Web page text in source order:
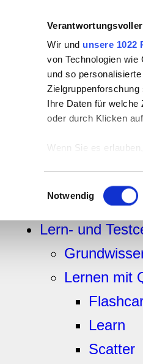
Wir und unsere 1022
von Technologien
und so
Ihre Daten für welche
oder durch Klicken
Wenn Sie es
Ihr Gerät
Erfahren Sie mehr
Präferenzen im
Wir verwenden
Informationen zu
und Analysen weiter.
gesammelt haben.
Einwilligungsauswahl
Notwendig
teachSam-
Arbeitstechniken-
-Methodik
So sucht man auf
Lebensformen
Center-Map
Lebensformen in
Lern- und
Lernen mit
Learn
Scatter